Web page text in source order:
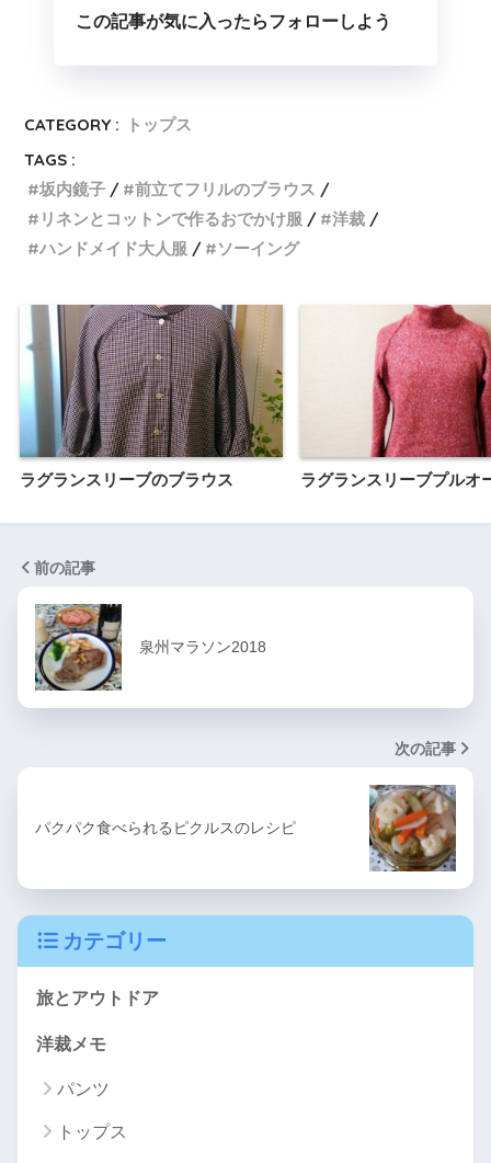
この記事が気に入ったらフォローしよう
CATEGORY :
トップス
TAGS :
坂内鏡子
前立てフリルのブラウス
リネンとコットンで作るおでかけ服
洋裁
ハンドメイド大人服
ソーイング
ラグランスリーブのブラウス ラグランスリーブプルオ
前の記事
泉州マラソン2018
次の記事
パクパク食べられるピクルスのレシピ
カテゴリー
旅とアウトドア
洋裁メモ
パンツ
トップス